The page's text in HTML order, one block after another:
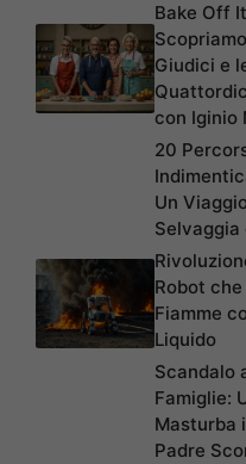
Bake Off
Giudici e
con Iginio
20
Un
Robot
Fiamme
Liquido
Scandalo
Famiglie:
Masturba
Padre